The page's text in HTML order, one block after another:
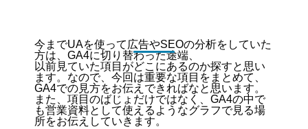
今までUAを使って広告やSEOの分析をしていた
方は、GA4に切り替わった途端、
以前見ていた項目がどこにあるのか探すと思い
ます。なので、今回は重要な項目をまとめて、
GA4での見方をお伝えできればなと思います。
また、項目のばじょだけではなく、GA4の中で
も営業資料として使えるようなグラフで見る場
所をお伝えしていきます。